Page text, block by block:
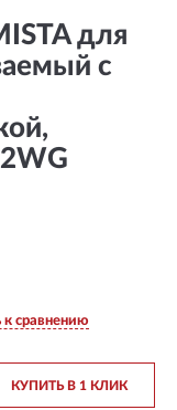
для
с
сравнению
КУПИТЬ В 1 КЛИК